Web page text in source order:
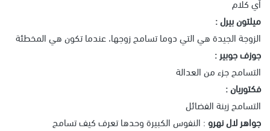
ميلتون بيرل :
الزوجة الجيدة هي التي دوما تسامح زوجها، عندما تكون هي المخطئة
جوزف جوبير :
التسامح جزء من العدالة
فكتوريان :
التسامح زينة الفضائل
جواهر لال نهرو : النفوس الكبيرة وحدها تعرف كيف تسامح